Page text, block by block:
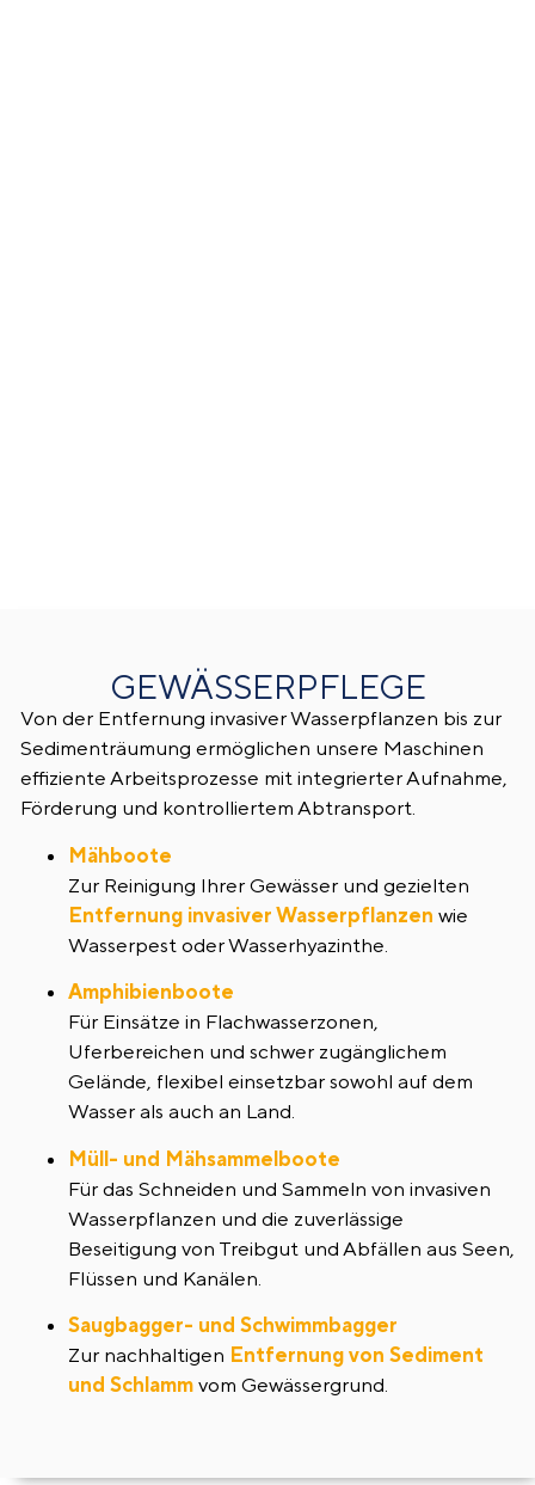
GEWÄSSERPFLEGE
Von der Entfernung invasiver Wasserpflanzen bis zur
Sedimenträumung ermöglichen unsere Maschinen
effiziente Arbeitsprozesse mit integrierter Aufnahme,
Förderung und kontrolliertem Abtransport.
Mähboote
Zur Reinigung Ihrer Gewässer und gezielten
Entfernung invasiver Wasserpflanzen wie
Wasserpest oder Wasserhyazinthe.
Amphibienboote
Für Einsätze in Flachwasserzonen,
Uferbereichen und schwer zugänglichem
Gelände, flexibel einsetzbar sowohl auf dem
Wasser als auch an Land.
Müll- und Mähsammelboote
Für das Schneiden und Sammeln von invasiven
Wasserpflanzen und die zuverlässige
Beseitigung von Treibgut und Abfällen aus Seen,
Flüssen und Kanälen.
Saugbagger- und Schwimmbagger
Zur nachhaltigen Entfernung von Sediment
und Schlamm vom Gewässergrund.